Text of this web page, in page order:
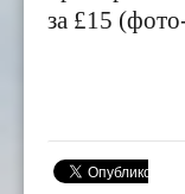
за £15